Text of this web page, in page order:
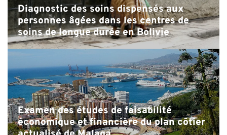
Diagnostic des soins dispensés aux
personnes âgées dans les centres de
soins de longue durée en Bolivie
Examen des études de faisabilité
économique et financière du plan côtier